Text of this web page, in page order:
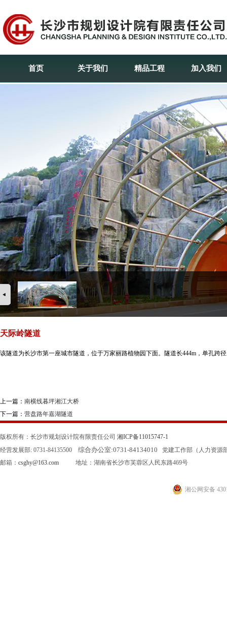
首页 关于我们 精品工程 加入我们
天际岭隧道
该隧道为长沙市第一座城市隧道，位于万家丽路植物园下面。隧道长444m，单孔跨
上一篇： 南横线暮坪湘江大桥
下一篇： 营盘路年嘉湖隧道
版权所有：长沙市规划设计院有限责任公司 湘ICP备11015747-1
经营发展部: 0731-84135500 综合办公室:0731-84134010
党建工作部（人力资源
邮箱： csghy@163.com 地址：湖南省长沙市芙蓉区人民东路469号
湘公网安备